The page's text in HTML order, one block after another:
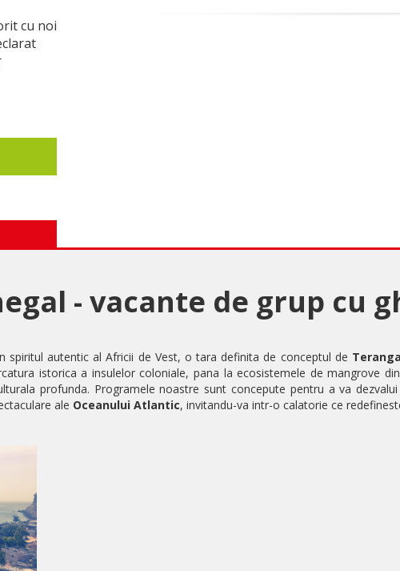
cu noi
- vacante de grup cu
spiritul autentic al Africii de Vest, o tara definita de conceptul de Teranga
istorica a insulelor coloniale, pana la ecosistemele de mangrove din
profunda. Programele noastre sunt concepute pentru a va
ale Oceanului Atlantic, invitandu-va intr-o calatorie ce